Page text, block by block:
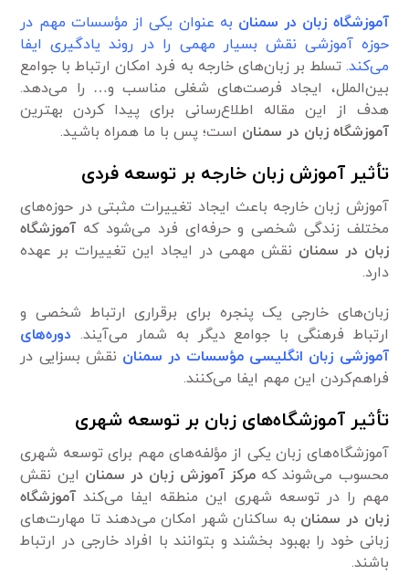
آموزشگاه زبان در سمنان به عنوان یکی از مؤسسات مهم در
حوزه آموزشی نقش بسیار مهمی را در روند یادگیری ایفا
می‌کند. تسلط بر زبان‌های خارجه به فرد امکان ارتباط با جوامع
بین‌الملل، ایجاد فرصت‌های شغلی مناسب و… را می‌دهد.
هدف از این مقاله اطلاع‌رسانی برای پیدا کردن بهترین
آموزشگاه زبان در سمنان است؛ پس با ما همراه باشید.
تأثیر آموزش زبان خارجه بر توسعه فردی
آموزش زبان خارجه باعث ایجاد تغییرات مثبتی در حوزه‌های
مختلف زندگی شخصی و حرفه‌ای فرد می‌شود که آموزشگاه
زبان در سمنان نقش مهمی در ایجاد این تغییرات بر عهده
دارد.
زبان‌های خارجی یک پنجره برای برقراری ارتباط شخصی و
ارتباط فرهنگی با جوامع دیگر به شمار می‌آیند. دوره‌های
آموزشی زبان انگلیسی مؤسسات در سمنان نقش بسزایی در
فراهم‌کردن این مهم ایفا می‌کنند.
تأثیر آموزشگاه‌های زبان بر توسعه شهری
آموزشگاه‌های زبان یکی از مؤلفه‌های مهم برای توسعه شهری
محسوب می‌شوند که مرکز آموزش زبان در سمنان این نقش
مهم را در توسعه شهری این منطقه ایفا می‌کند آموزشگاه
زبان در سمنان به ساکنان شهر امکان می‌دهند تا مهارت‌های
زبانی خود را بهبود بخشند و بتوانند با افراد خارجی در ارتباط
باشند.